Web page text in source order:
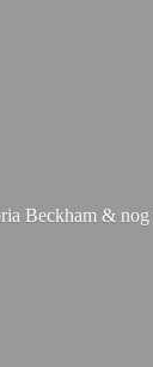
Beckham & nog